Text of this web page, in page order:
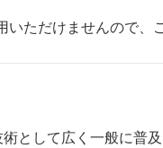
ただけませんので、
として広く一般に普